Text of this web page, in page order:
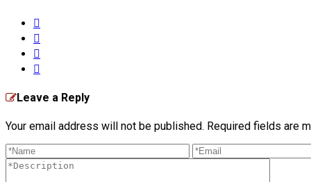
Leave a Reply
Your email address will not be published. Required fields are